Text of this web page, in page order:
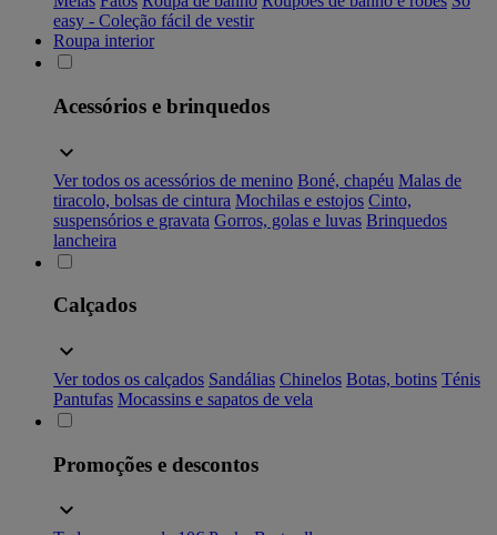
easy - Coleção fácil de vestir
Roupa interior
Acessórios e brinquedos
Ver todos os acessórios de menino Boné, chapéu Malas de
tiracolo, bolsas de cintura Mochilas e estojos Cinto,
suspensórios e gravata Gorros, golas e luvas Brinquedos
lancheira
Calçados
Ver todos os calçados Sandálias Chinelos Botas, botins Ténis
Pantufas Mocassins e sapatos de vela
Promoções e descontos